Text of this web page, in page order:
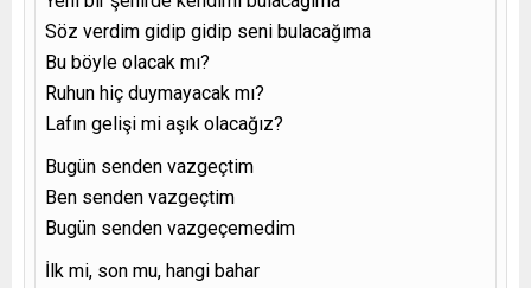
Söz verdim gidip gidip seni bulacağıma
Bu böyle olacak mı?
Ruhun hiç duymayacak mı?
Lafın gelişi mi aşık olacağız?
Bugün senden vazgeçtim
Ben senden vazgeçtim
Bugün senden vazgeçemedim
İlk mi, son mu, hangi bahar